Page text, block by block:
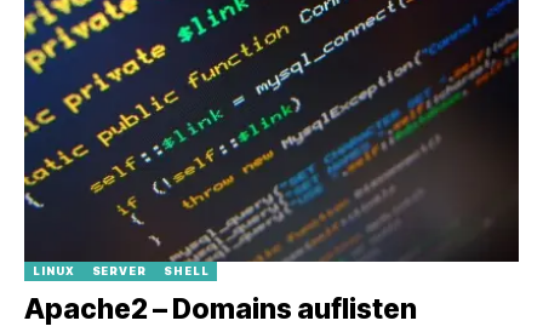
LINUX SERVER SHELL
Apache2 – Domains auflisten